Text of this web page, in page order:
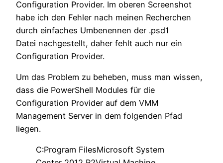
Configuration Provider. Im oberen Screenshot
habe ich den Fehler nach meinen Recherchen
durch einfaches Umbenennen der .psd1
Datei nachgestellt, daher fehlt auch nur ein
Configuration Provider.
Um das Problem zu beheben, muss man wissen,
dass die PowerShell Modules für die
Configuration Provider auf dem VMM
Management Server in dem folgenden Pfad
liegen.
C:Program FilesMicrosoft System